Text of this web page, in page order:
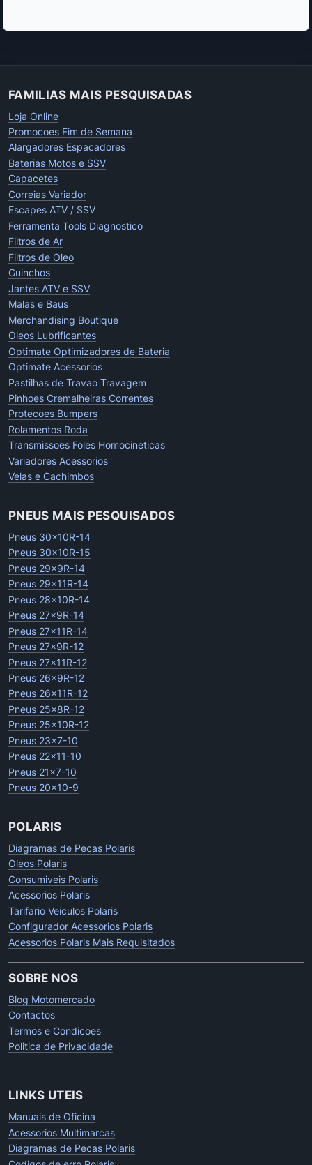
FAMILIAS MAIS PESQUISADAS
Loja Online
Promocoes Fim de Semana
Alargadores Espacadores
Baterias Motos e SSV
Capacetes
Correias Variador
Escapes ATV / SSV
Ferramenta Tools Diagnostico
Filtros de Ar
Filtros de Oleo
Guinchos
Jantes ATV e SSV
Malas e Baus
Merchandising Boutique
Oleos Lubrificantes
Optimate Optimizadores de Bateria
Optimate Acessorios
Pastilhas de Travao Travagem
Pinhoes Cremalheiras Correntes
Protecoes Bumpers
Rolamentos Roda
Transmissoes Foles Homocineticas
Variadores Acessorios
Velas e Cachimbos
PNEUS MAIS PESQUISADOS
Pneus 30x10R-14
Pneus 30x10R-15
Pneus 29x9R-14
Pneus 29x11R-14
Pneus 28x10R-14
Pneus 27x9R-14
Pneus 27x11R-14
Pneus 27x9R-12
Pneus 27x11R-12
Pneus 26x9R-12
Pneus 26x11R-12
Pneus 25x8R-12
Pneus 25x10R-12
Pneus 23x7-10
Pneus 22x11-10
Pneus 21x7-10
Pneus 20x10-9
POLARIS
Diagramas de Pecas Polaris
Oleos Polaris
Consumiveis Polaris
Acessorios Polaris
Tarifario Veiculos Polaris
Configurador Acessorios Polaris
Acessorios Polaris Mais Requisitados
SOBRE NOS
Blog Motomercado
Contactos
Termos e Condicoes
Politica de Privacidade
LINKS UTEIS
Manuais de Oficina
Acessorios Multimarcas
Diagramas de Pecas Polaris